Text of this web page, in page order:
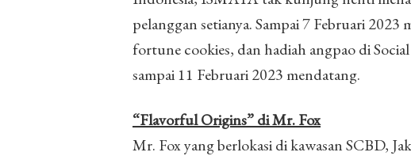
pelanggan setianya. Sampai 7 Februari
fortune cookies, dan hadiah angpao di
sampai 11 Februari 2023 mendatang.
“Flavorful Origins” di Mr. Fox
Mr. Fox yang berlokasi di kawasan SCBD,